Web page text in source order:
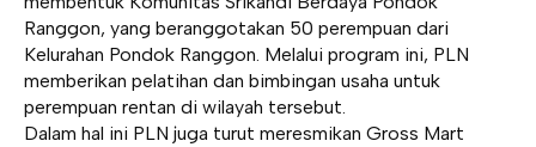
Ranggon, yang beranggotakan 50 perempuan dari
Kelurahan Pondok Ranggon. Melalui program ini, PLN
memberikan pelatihan dan bimbingan usaha untuk
perempuan rentan di wilayah tersebut.
Dalam hal ini PLN juga turut meresmikan Gross Mart